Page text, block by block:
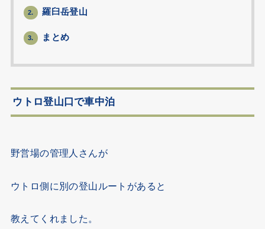
2. 羅臼岳登山
3. まとめ
ウトロ登山口で車中泊
野営場の管理人さんが
ウトロ側に別の登山ルートがあると
教えてくれました。